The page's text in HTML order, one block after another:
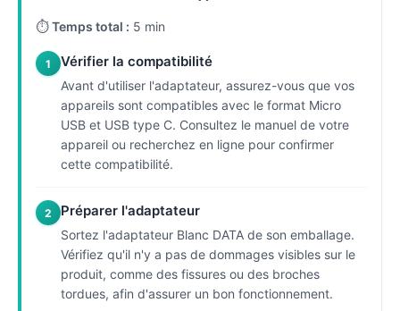
⏱Temps total : 5 min
1 Vérifier la compatibilité
Avant d'utiliser l'adaptateur, assurez-vous que vos
appareils sont compatibles avec le format Micro
USB et USB type C. Consultez le manuel de votre
appareil ou recherchez en ligne pour confirmer
cette compatibilité.
2 Préparer l'adaptateur
Sortez l'adaptateur Blanc DATA de son emballage.
Vérifiez qu'il n'y a pas de dommages visibles sur le
produit, comme des fissures ou des broches
tordues, afin d'assurer un bon fonctionnement.